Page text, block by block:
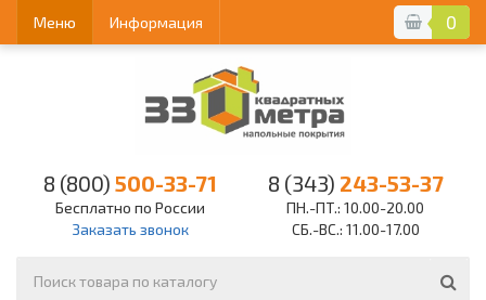
0
Меню Информация
8 (800) 500-33-71
Бесплатно по России
Заказать звонок
8 (343) 243-53-37
ПН.-ПТ.: 10.00-20.00
СБ.-ВС.: 11.00-17.00